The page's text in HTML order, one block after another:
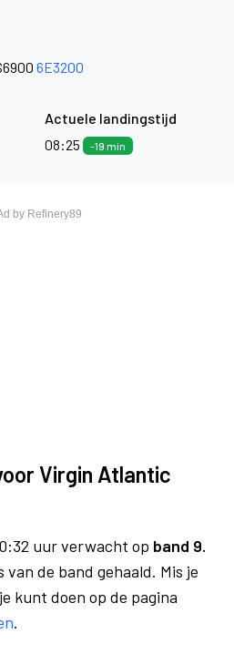
6E3200
Actuele landingstijd
08:25
-19 min
by Refinery89
Virgin Atlantic
uur verwacht op band 9.
van de band gehaald. Mis je
kunt doen op de pagina
.